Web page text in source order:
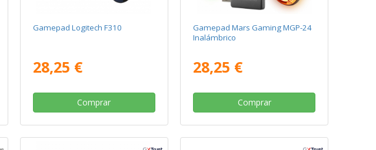
Gamepad Logitech F310
28,25 €
Comprar
Gamepad Mars Gaming MGP-24
Inalámbrico
28,25 €
Comprar